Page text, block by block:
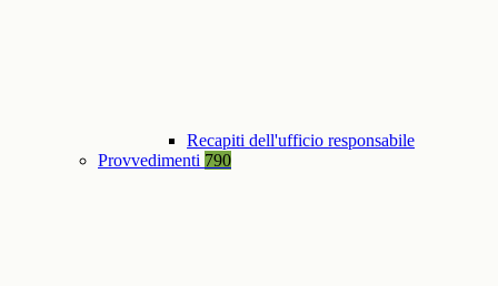
Recapiti dell'ufficio responsabile
Provvedimenti 790